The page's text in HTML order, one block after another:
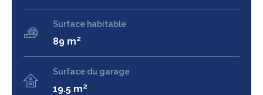
Surface habitable
89 m²
Surface du garage
19.5 m²